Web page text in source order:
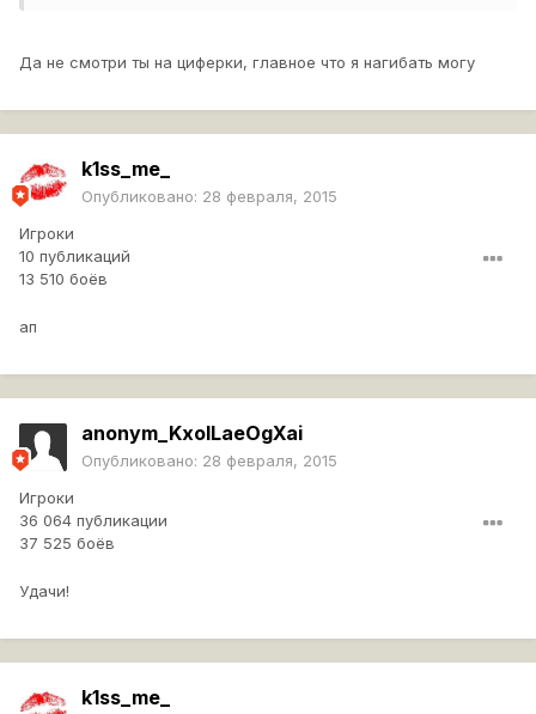
Да не смотри ты на циферки, главное что я нагибать могу
k1ss_me_
Опубликовано: 28 февраля, 2015
Игроки
10 публикаций
13 510 боёв
ап
anonym_KxoILaeOgXai
Опубликовано: 28 февраля, 2015
Игроки
36 064 публикации
37 525 боёв
Удачи!
k1ss_me_